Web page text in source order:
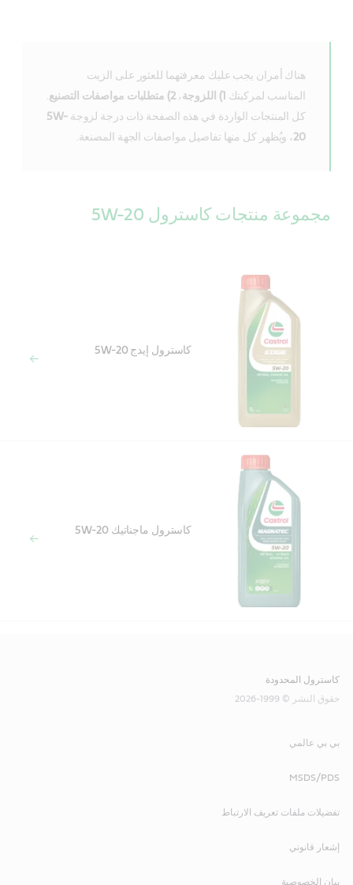
هناك أمران يجب عليك معرفتهما للعثور على الزيت
المناسب لمركبتك
،2) متطلبات مواصفات التصنيع
.
كل المنتجات الواردة في هذه الصفحة ذات درجة لزوجة5W-
20 ، ويُظهر كل منها تفاصيل مواصفات الجهة المصنعة.
مجموعة منتجات كاسترول 5W-20
كاسترول إيدج 5W-20
كاسترول ماجناتيك 5W-20
كاسترول المحدودة
حقوق النشر © 1999-2026
بي بي عالمي
MSDS/PDS
تفضيلات ملفات تعريف الارتباط
إشعار قانوني
بيان الخصوصية